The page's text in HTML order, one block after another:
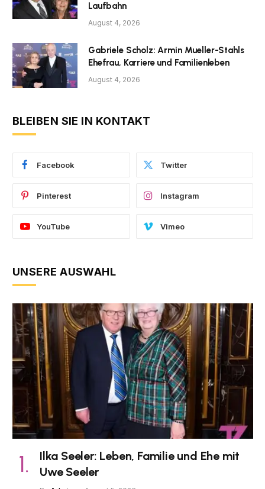
Laufbahn
August 4, 2026
Gabriele Scholz: Armin Mueller-Stahls
Ehefrau, Karriere und Familienleben
August 4, 2026
BLEIBEN SIE IN KONTAKT
Facebook Twitter
Pinterest Instagram
YouTube Vimeo
UNSERE AUSWAHL
Ilka Seeler: Leben, Familie und Ehe mit
Uwe Seeler